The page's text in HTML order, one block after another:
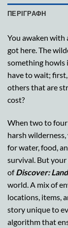
ΠΕΡΙΓΡΑΦΉ
You awaken with
got here. The
something howls
have to wait;
others that are
cost?
When two to
harsh
for water, food,
survival. But your
ofDiscover:
world. A mix of
locations, items,
story unique to
algorithm that